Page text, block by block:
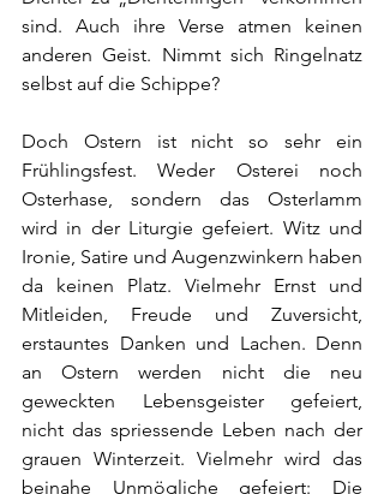
sind. Auch ihre Verse atmen keinen
anderen Geist. Nimmt sich Ringelnatz
selbst auf die Schippe?
Doch Ostern ist nicht so sehr ein
Frühlingsfest. Weder Osterei noch
Osterhase, sondern das Osterlamm
wird in der Liturgie gefeiert. Witz und
Ironie, Satire und Augenzwinkern haben
da keinen Platz. Vielmehr Ernst und
Mitleiden, Freude und Zuversicht,
erstauntes Danken und Lachen. Denn
an Ostern werden nicht die neu
geweckten Lebensgeister gefeiert,
nicht das spriessende Leben nach der
grauen Winterzeit. Vielmehr wird das
beinahe Unmögliche gefeiert: Die